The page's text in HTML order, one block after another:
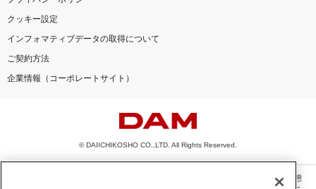
クッキー設定
インフォマティブデータの取得について
ご契約方法
企業情報（コーポレートサイト）
© DAIICHIKOSHO CO.,LTD. All Rights Reserved.
このサイトに掲載されている一切の文章・画像・写真・動画・音声等を、手段や形態